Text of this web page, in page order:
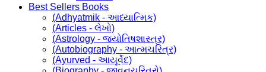
Best Sellers Books
(Adhyatmik - આધ્યાત્મિક)
(Articles - લેખો)
(Astrology - જ્યોતિષશાસ્ત્ર)
(Autobiography - આત્મચરિત્ર)
(Ayurved - આયૂર્વેદ)